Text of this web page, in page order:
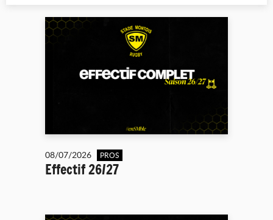
08/07/2026 PROS
Effectif 26/27